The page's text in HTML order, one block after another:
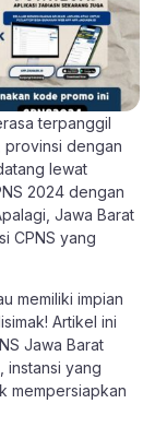
terpanggil
provinsi dengan
lewat
2024 dengan
Jawa Barat
CPNS yang
memiliki impian
Artikel ini
Jawa Barat
instansi yang
mempersiapkan